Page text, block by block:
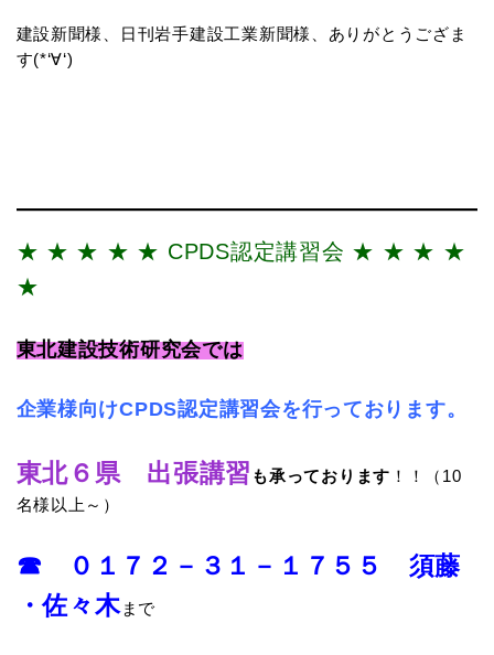
建設新聞様、日刊岩手建設工業新聞様、ありがとうござま
す(*‘∀‘)
★ ★ ★ ★ ★ CPDS認定講習会 ★ ★ ★ ★
★
東北建設技術研究会では
企業様向けCPDS認定講習会を行っております。
東北６県 出張講習 も承っております ！！（10
名様以上～）
☎ ０１７２－３１－１７５５ 須藤
・佐々木まで